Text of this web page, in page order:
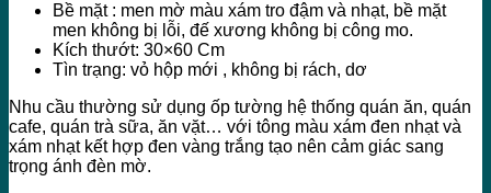
Bề mặt : men mờ màu xám tro đậm và nhạt, bề mặt
men không bị lỗi, đế xương không bị công mo.
Kích thướt: 30×60 Cm
Tìn trạng: vỏ hộp mới , không bị rách, dơ
Nhu cầu thường sử dụng ốp tường hệ thống quán ăn, quán
cafe, quán trà sữa, ăn vặt… với tông màu xám đen nhạt và
xám nhạt kết hợp đen vàng trắng tạo nên cảm giác sang
trọng ánh đèn mờ.